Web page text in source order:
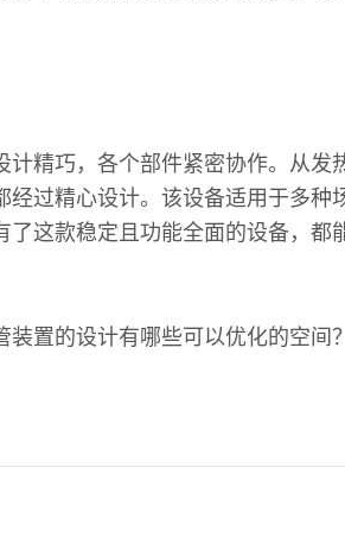
计精巧，各个部件紧密协作。从发
经过精心设计。该设备适用于多种
了这款稳定且功能全面的设备，都
装置的设计有哪些可以优化的空间